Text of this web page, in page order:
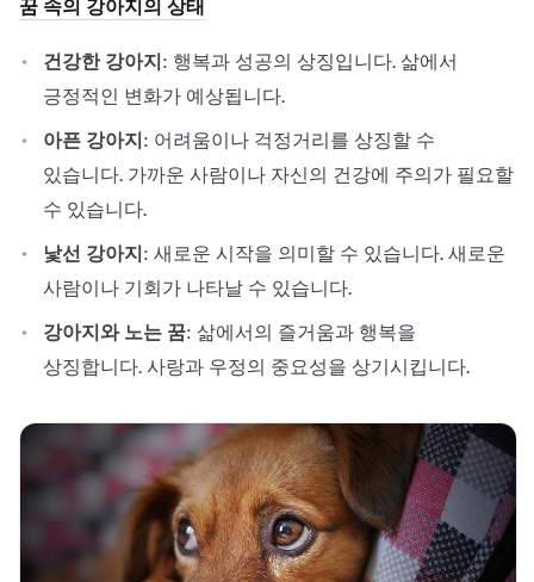
꿈 속의 강아지의 상태
건강한 강아지: 행복과 성공의 상징입니다. 삶에서
긍정적인 변화가 예상됩니다.
아픈 강아지: 어려움이나 걱정거리를 상징할 수
있습니다. 가까운 사람이나 자신의 건강에 주의가 필요할
수 있습니다.
낯선 강아지: 새로운 시작을 의미할 수 있습니다. 새로운
사람이나 기회가 나타날 수 있습니다.
강아지와 노는 꿈: 삶에서의 즐거움과 행복을
상징합니다. 사랑과 우정의 중요성을 상기시킵니다.